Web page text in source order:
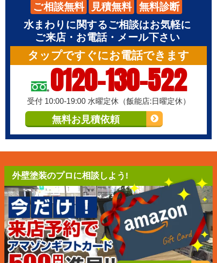
ご相談無料 見積無料
無料診断
水まわりに関するご相談はお気軽に
ご来店・お電話・メール下さい
タップですぐにお電話できます
0120-130-522
受付 10:00-19:00 水曜定休（飯能店:日曜定休）
無料お見積依頼
外壁塗装のプロに相談しよう!